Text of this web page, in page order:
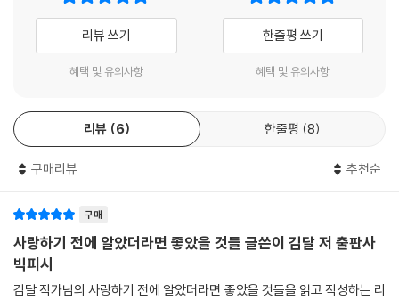
날카롭게 관계의 본질을 꿰뚫으면서도, 상처받은 이들의 마음을 어루만지
는 김달 작가의 탁월한 균형 감각은 이번 책에서도 유감없이 발휘되었다.
흔들리는 관계를 바로잡기 위한 실질적인 솔루션을 비롯해, 사랑의 시작부
다시 시작하려는 사람을 위한
가장 실용적인 ‘사랑의 기초’ 수업
개정 증보판이다. 기존 원고를 전면적으로 다듬고, 독자들이 더욱 공감할
수 있는 현실적인 내용을 보강해 기존 독자는 물론, 새롭게 읽는 독자에게
도 만족감을 줄 수 있도록 완성도를 높였다.
리뷰 쓰기
혜택 및 유의사항
한줄평 쓰기
혜택 및 유의사항
리뷰 6 한줄평 8
구매리뷰 추천순
구매
사랑하기 전에 알았더라면 좋았을 것들 글쓴이 김달 저 출판사
빅피시
김달 작가님의 사랑하기 전에 알았더라면 좋았을 것들을 읽고 작성하는 리